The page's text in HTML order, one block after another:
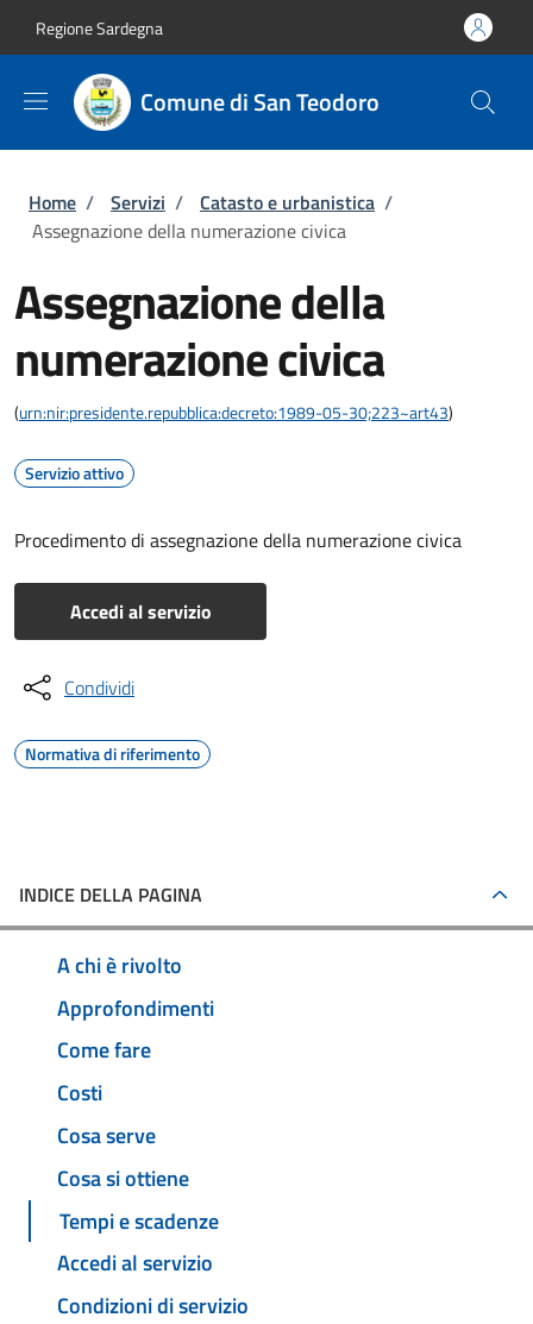
Regione Sardegna
Comune di San Teodoro
Briciole di pane
Home / Servizi / Catasto e urbanistica /
Assegnazione della numerazione civica
Assegnazione della
numerazione civica
(urn:nir:presidente.repubblica:decreto:1989-05-30;223~art43)
Servizio attivo
Procedimento di assegnazione della numerazione civica
Accedi al servizio
Condividi
Normativa di riferimento
INDICE DELLA PAGINA
A chi è rivolto
Approfondimenti
Come fare
Costi
Cosa serve
Cosa si ottiene
Tempi e scadenze
Accedi al servizio
Condizioni di servizio